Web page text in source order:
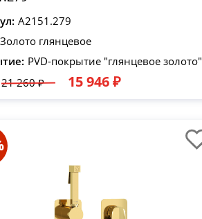
A2151.279
Золото глянцевое
PVD-покрытие "глянцевое золото"
21 260 ₽ 15 946 ₽